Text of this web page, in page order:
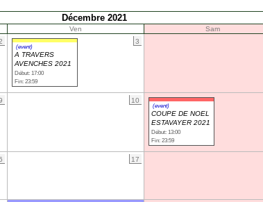
Décembre 2021
Ven Sam
3
(event)
A TRAVERS
AVENCHES 2021
Début: 17:00
Fin: 23:59
10
(event)
COUPE DE NOEL
ESTAVAYER 2021
Début: 13:00
Fin: 23:59
17